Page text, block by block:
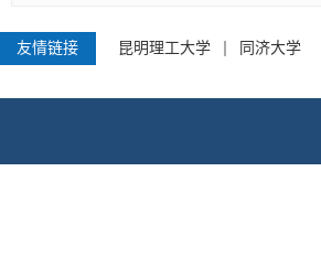
友情链接 昆明理工大学 同济大学